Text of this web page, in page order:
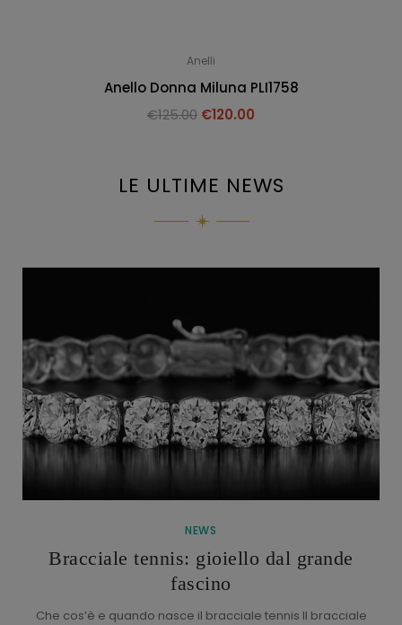
Anelli
Anello Donna Miluna PLI1758
€125.00 €120.00
LE ULTIME NEWS
NEWS
Bracciale tennis: gioiello dal grande
fascino
Che cos’è e quando nasce il bracciale tennis Il bracciale